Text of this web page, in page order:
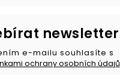
newsletter
e-mailu souhlasíte s
ochrany osobních údajů